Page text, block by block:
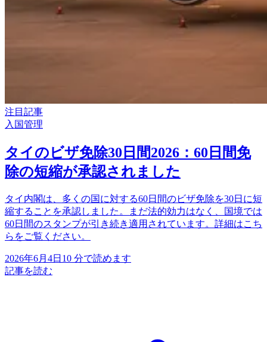
注目記事
入国管理
タイのビザ免除30日間2026：60日間免
除の短縮が承認されました
タイ内閣は、多くの国に対する60日間のビザ免除を30日に短
縮することを承認しました。まだ法的効力はなく、国境では
60日間のスタンプが引き続き適用されています。詳細はこち
らをご覧ください。
2026年6月4日 10 分で読めます
記事を読む